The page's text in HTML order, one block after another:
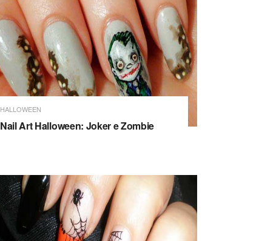
HALLOWEEN
Nail Art Halloween: Joker e Zombie